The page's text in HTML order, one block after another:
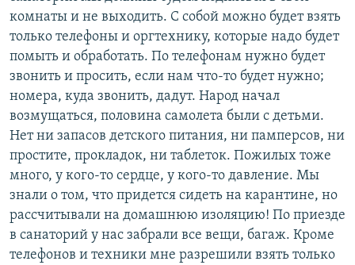
комнаты и не выходить. С собой можно будет взять
только телефоны и оргтехнику, которые надо будет
помыть и обработать. По телефонам нужно будет
звонить и просить, если нам что-то будет нужно;
номера, куда звонить, дадут. Народ начал
возмущаться, половина самолета были с детьми.
Нет ни запасов детского питания, ни памперсов, ни
простите, прокладок, ни таблеток. Пожилых тоже
много, у кого-то сердце, у кого-то давление. Мы
знали о том, что придется сидеть на карантине, но
рассчитывали на домашнюю изоляцию! По приезде
в санаторий у нас забрали все вещи, багаж. Кроме
телефонов и техники мне разрешили взять только